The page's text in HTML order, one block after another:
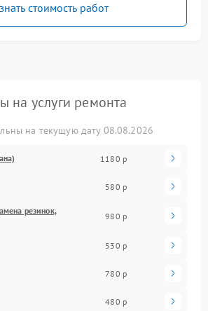
стоимость работ
на услуги ремонта
на текущую дату 08.08.2026
1180 р
580 р
резинок,
980 р
530 р
780 р
480 р